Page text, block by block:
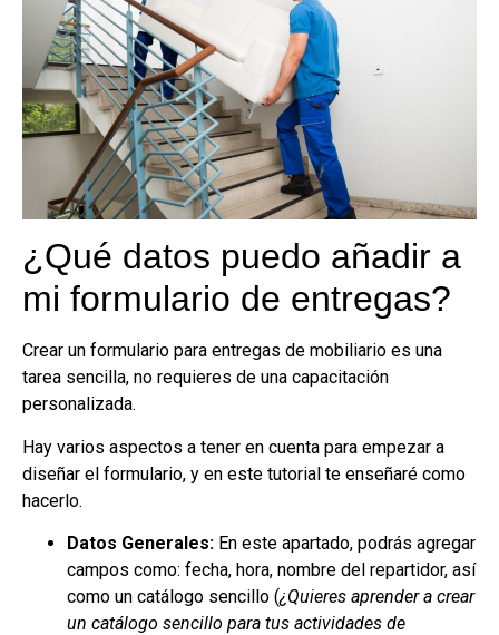
¿Qué datos puedo añadir a
mi formulario de entregas?
Crear un formulario para entregas de mobiliario es una
tarea sencilla, no requieres de una capacitación
personalizada.
Hay varios aspectos a tener en cuenta para empezar a
diseñar el formulario, y en este tutorial te enseñaré como
hacerlo.
Datos Generales: En este apartado, podrás agregar
campos como: fecha, hora, nombre del repartidor, así
como un catálogo sencillo (¿Quieres aprender a crear
un catálogo sencillo para tus actividades de